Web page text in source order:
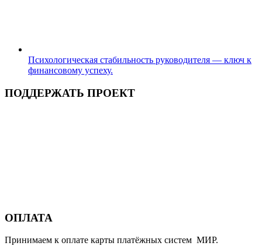
Психологическая стабильность руководителя — ключ к
финансовому успеху.
ПОДДЕРЖАТЬ ПРОЕКТ
ОПЛАТА
Принимаем к оплате карты платёжных систем МИР.